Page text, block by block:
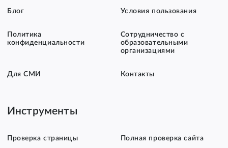
Блог Условия пользования
Политика
конфиденциальности
Сотрудничество с
образовательными
организациями
Для СМИ Контакты
Инструменты
Проверка страницы Полная проверка сайта